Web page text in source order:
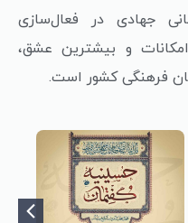
جهادی در فعال‌سازی
و بیشترین عشق،
فرهنگی کشور است.